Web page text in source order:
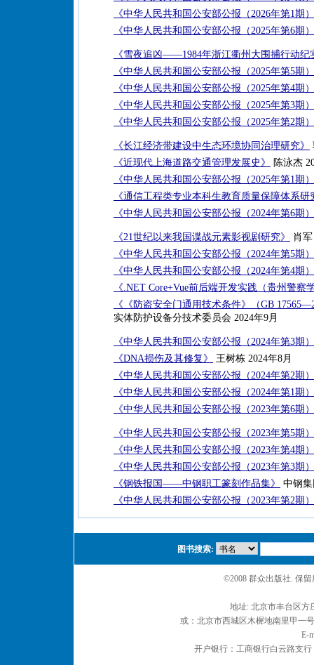
《中华人民共和国公安部公报（2026年第1期
《中华人民共和国公安部公报（2025年第6期
《雪夜追凶——1984年浙江衢州大围捕行动纪
《中华人民共和国公安部公报（2025年第5期
《中华人民共和国公安部公报（2025年第4期
《中华人民共和国公安部公报（2025年第3期
《中华人民共和国公安部公报（2025年第2期
《长江经济带建设中生态环境协同治理研究》
《近现代上海道路交通管理发展史》
陈泳杰
《中华人民共和国公安部公报（2025年第1期
《通信工程类专业本科生教育质量保障体系
《中华人民共和国公安部公报（2024年第6期
《21世纪以来我国谍战元素影视剧研究》
肖
《中华人民共和国公安部公报（2024年第5期
《中华人民共和国公安部公报（2024年第4期
《.NET Core+Vue前后端开发实践（贵州警
《《防盗安全门通用技术条件》（GB
实体防护设备分技术委员会 2024年9月
《中华人民共和国公安部公报（2024年第3期
《DNA损伤及其修复》
王树栋 2024年8月
《中华人民共和国公安部公报（2024年第2期
《中华人民共和国公安部公报（2024年第1期
《中华人民共和国公安部公报（2023年第6期
《中华人民共和国公安部公报（2023年第5期
《中华人民共和国公安部公报（2023年第4期
《中华人民共和国公安部公报（2023年第3期
《钢铁报国——中钢职工篆刻作品集》
中钢
《中华人民共和国公安部公报（2023年第2期
图书搜索:
©2008 群众出版社. 保
地址: 北京市丰台区
或：北京市西城区木樨地南里甲一
E-
开户银行：工商银行白云路支